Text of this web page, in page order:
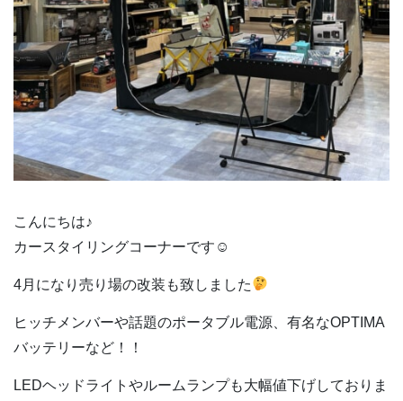
こんにちは♪
カースタイリングコーナーです☺︎
4月になり売り場の改装も致しました
ヒッチメンバーや話題のポータブル電源、有名なOPTIMA
バッテリーなど！！
LEDヘッドライトやルームランプも大幅値下げしておりま